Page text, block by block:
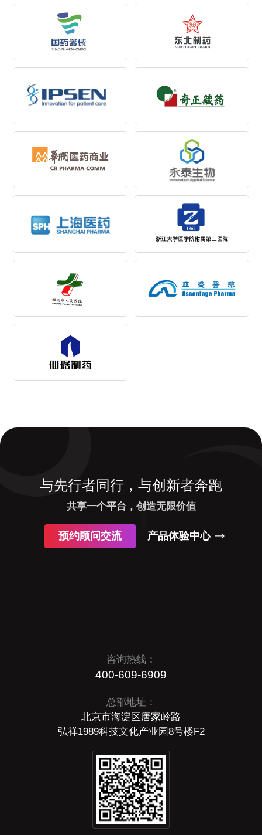
与先行者同行，与创新者奔跑
共享一个平台，创造无限价值
预约顾问交流 产品体验中心
咨询热线：
400-609-6909
总部地址：
北京市海淀区唐家岭路
弘祥1989科技文化产业园8号楼F2